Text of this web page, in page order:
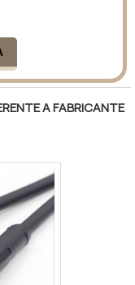
A FABRICANTE